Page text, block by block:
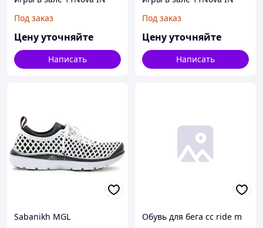
Под заказ
Цену уточняйте
Написать
Под заказ
Цену уточняйте
Написать
Sabanikh MGL Обувь для бега cc ride m